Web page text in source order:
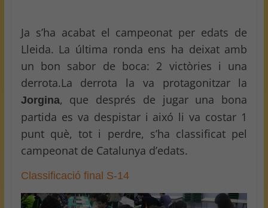
Ja s’ha acabat el campeonat per edats de
Lleida. La última ronda ens ha deixat amb
un bon sabor de boca: 2 victòries i una
derrota.La derrota la va protagonitzar la
Jorgina, que després de jugar una bona
partida es va despistar i aixó li va costar 1
punt què, tot i perdre, s’ha classificat pel
campeonat de Catalunya d’edats.
Classificació final S-14